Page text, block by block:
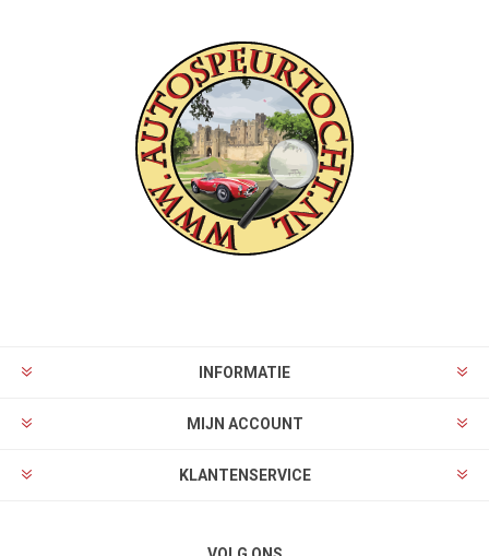
INFORMATIE
MIJN ACCOUNT
KLANTENSERVICE